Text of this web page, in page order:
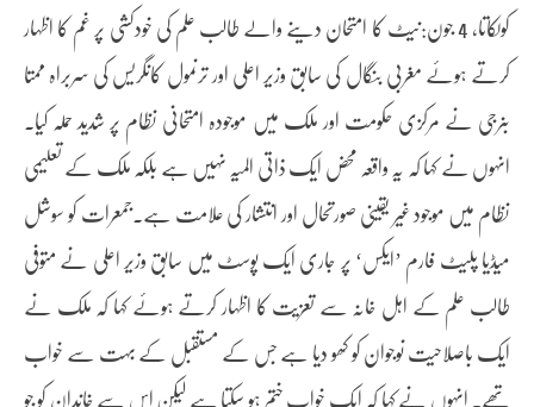
کولکاتا، 4 جون:نیٹ کا امتحان دینے والے طالب علم کی خودکشی پر غم کا اظہار
کرتے ہوئے مغربی بنگال کی سابق وزیر اعلی اور ترنمول کانگریس کی سربراہ ممتا
بنرجی نے مرکزی حکومت اور ملک میں موجودہ امتحانی نظام پر شدید حملہ کیا۔
انہوں نے کہا کہ یہ واقعہ محض ایک ذاتی المیہ نہیں ہے بلکہ ملک کے تعلیمی
نظام میں موجود غیر یقینی صورتحال اور انتشار کی علامت ہے۔جمعرات کو سوشل
میڈیا پلیٹ فارم ’ایکس‘ پر جاری ایک پوسٹ میں سابق وزیر اعلی نے متوفی
طالب علم کے اہل خانہ سے تعزیت کا اظہار کرتے ہوئے کہا کہ ملک نے
ایک باصلاحیت نوجوان کو کھو دیا ہے جس کے مستقبل کے بہت سے خواب